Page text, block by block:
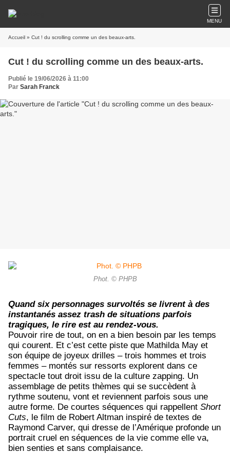
MENU
Accueil » Cut ! du scrolling comme un des beaux-arts.
Cut ! du scrolling comme un des beaux-arts.
Publié le 19/06/2026 à 11:00
Par Sarah Franck
Phot. © PHPB
Quand six personnages survoltés se livrent à des
instantanés assez trash de situations parfois
tragiques, le rire est au rendez-vous.
Pouvoir rire de tout, on en a bien besoin par les temps
qui courent. Et c’est cette piste que Mathilda May et
son équipe de joyeux drilles – trois hommes et trois
femmes – montés sur ressorts explorent dans ce
spectacle tout droit issu de la culture zapping. Un
assemblage de petits thèmes qui se succèdent à
rythme soutenu, vont et reviennent parfois sous une
autre forme. De courtes séquences qui rappellent Short
Cuts, le film de Robert Altman inspiré de textes de
Raymond Carver, qui dresse de l’Amérique profonde un
portrait cruel en séquences de la vie comme elle va,
bien senties et sans complaisance.